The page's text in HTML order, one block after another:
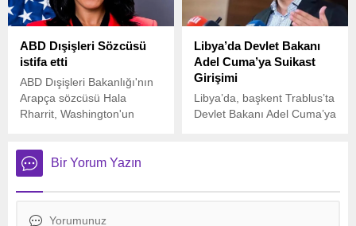
ABD Dışişleri Sözcüsü
istifa etti
ABD Dışişleri Bakanlığı'nın
Arapça sözcüsü Hala
Rharrit, Washington'un
istifa, bakanlıkta Gazze
politikası nedeniyle yaşanan
üçüncü istifa oldu.
Libya’da Devlet Bakanı
Adel Cuma’ya Suikast
Girişimi
Libya’da, başkent Trablus’ta
Devlet Bakanı Adel Cuma’ya
Bir Yorum Yazın